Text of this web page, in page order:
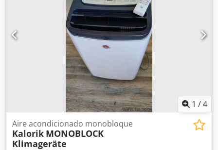
1 /4
Aire acondicionado monobloque
Kalorik MONOBLOCK
Klimageräte